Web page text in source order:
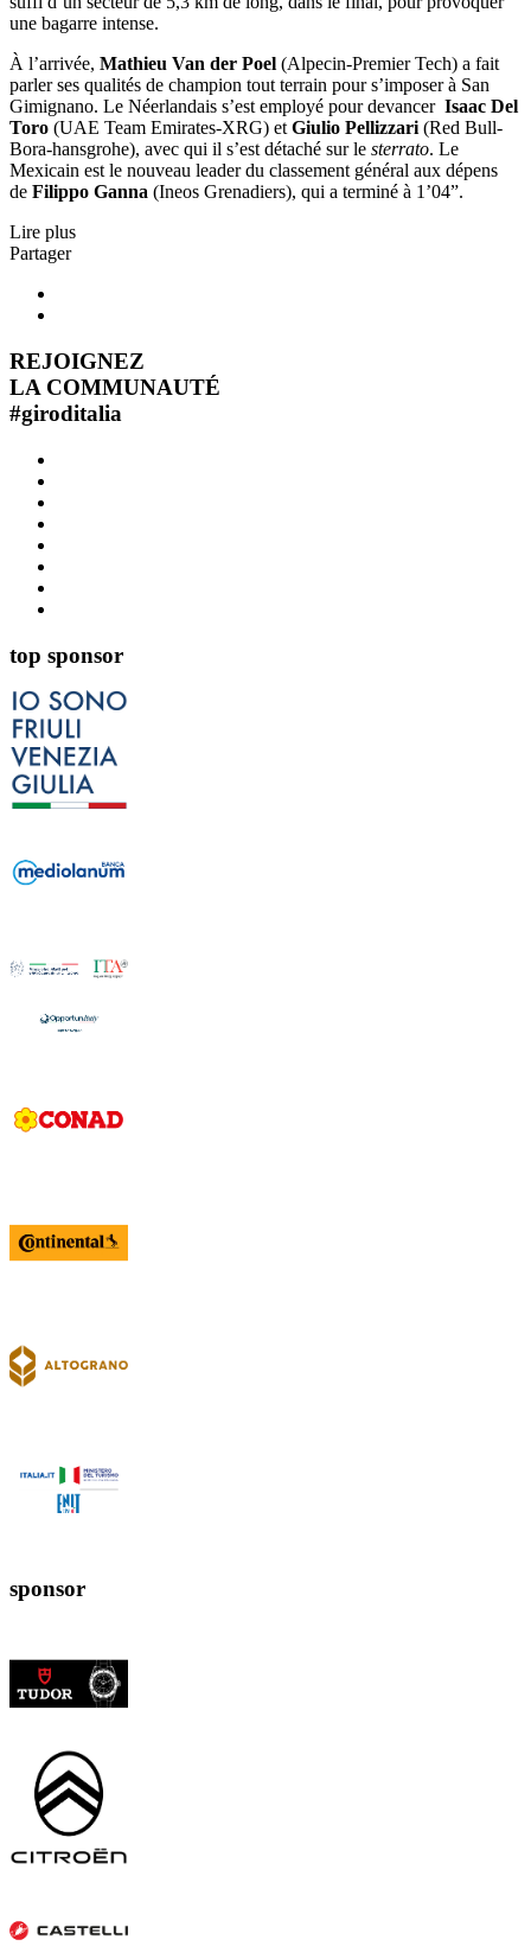
une bagarre intense.
À l’arrivée, Mathieu Van der Poel (Alpecin-Premier Tech) a fait
parler ses qualités de champion tout terrain pour s’imposer à San
Gimignano. Le Néerlandais s’est employé pour devancer Isaac Del
Toro (UAE Team Emirates-XRG) etGiulio Pellizzari(Red Bull-
Bora-hansgrohe), avec qui il s’est détaché sur le sterrato. Le
Mexicain est le nouveau leader du classement général aux dépens
de Filippo Ganna (Ineos Grenadiers), qui a terminé à 1’04”.
Lire plus
Partager
REJOIGNEZ
LA COMMUNAUTÉ
#giroditalia
top sponsor
sponsor